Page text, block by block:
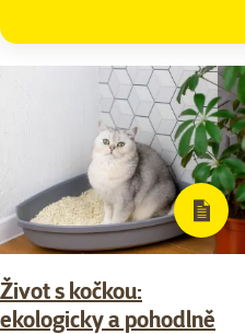
Život s kočkou:
ekologicky a pohodlně